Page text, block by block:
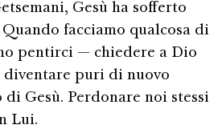
Gesù ha sofferto
facciamo qualcosa di
pentirci — chiedere a Dio
puri di nuovo
Gesù. Perdonare noi stessi
Lui.